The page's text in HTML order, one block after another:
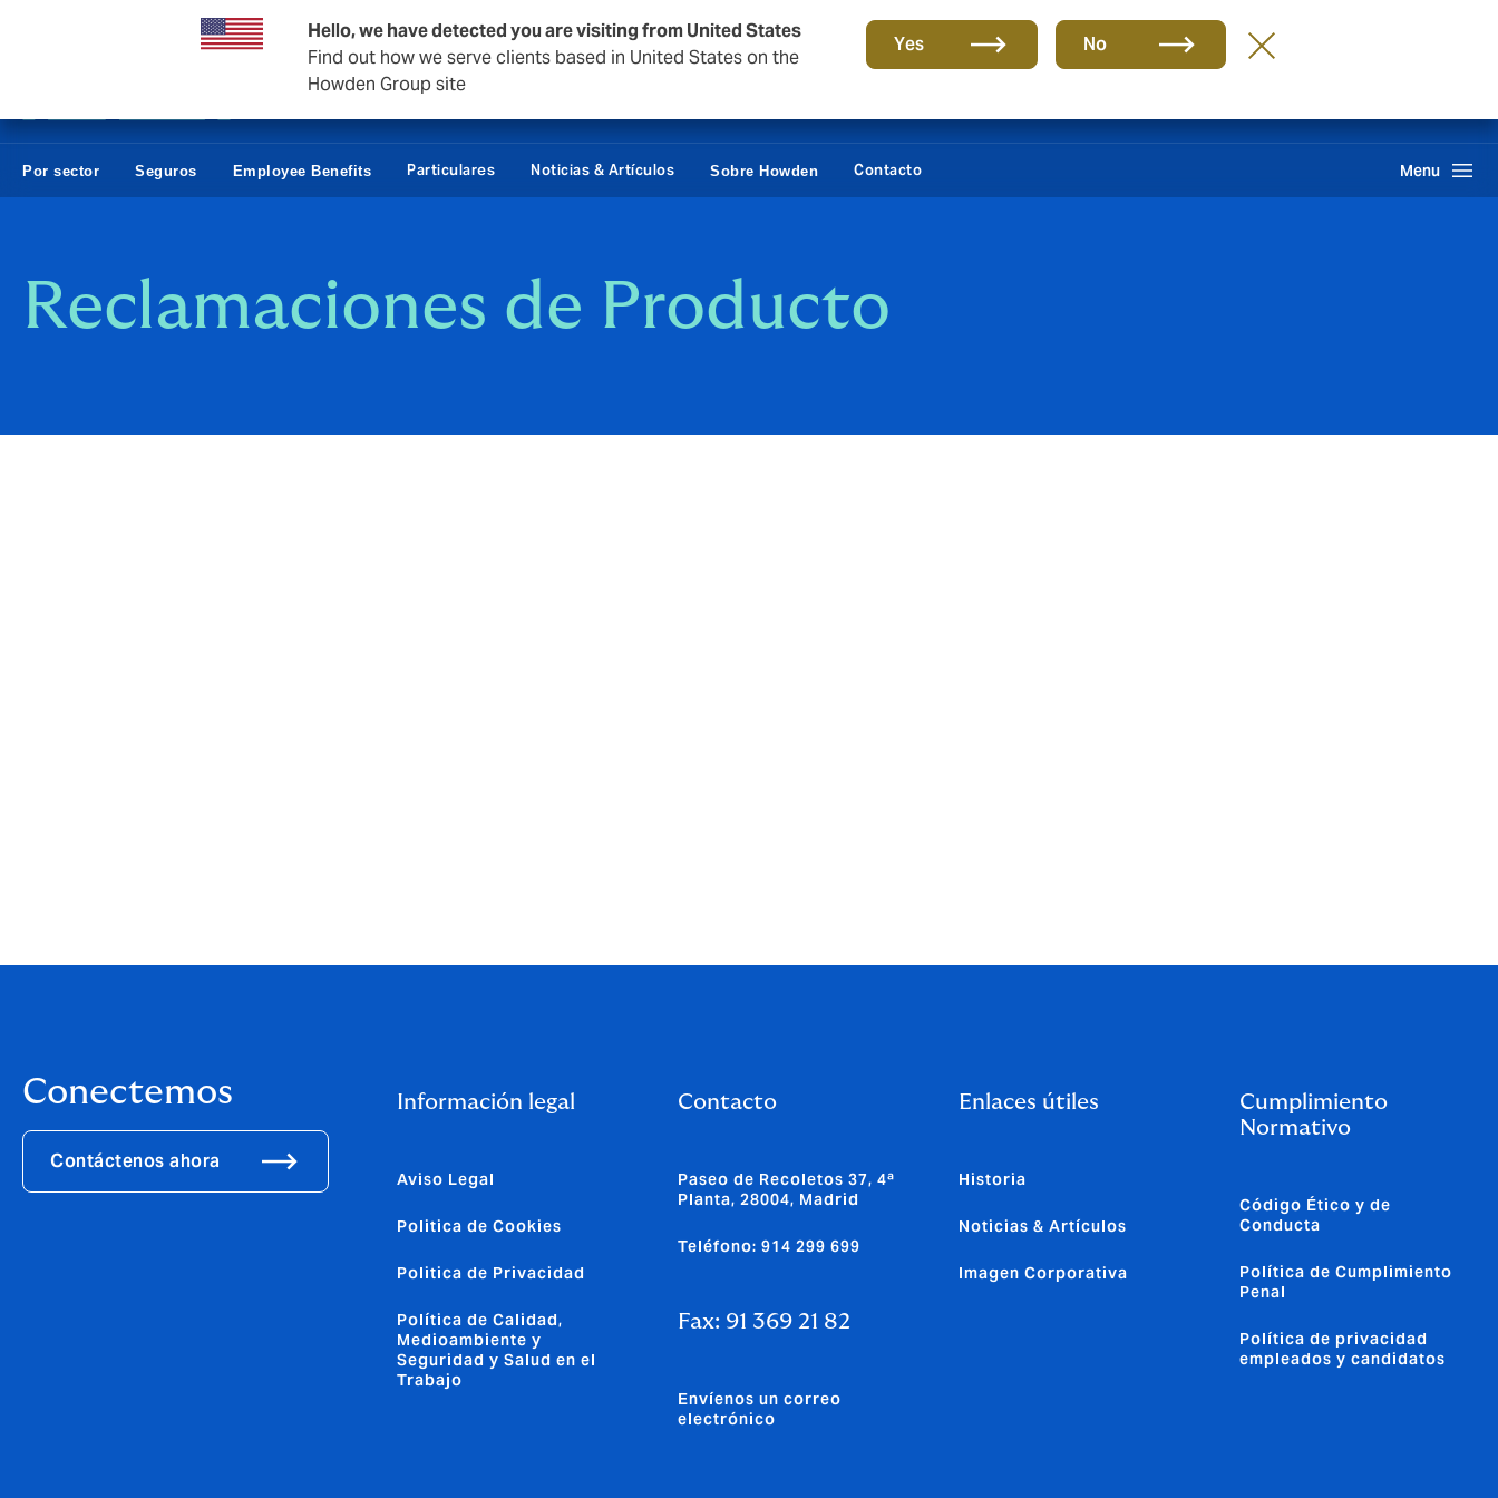
Hello, we have detected you are visiting from United States
Find out how we serve clients based in United States on the
Howden Group site
Yes No
Reaseguro
Por sector Seguros Employee Benefits Particulares Noticias & Artículos Sobre Howden Contacto Menu
Reclamaciones de Producto
Conectemos
Contáctenos ahora
Información legal
Aviso Legal
Politica de Cookies
Politica de Privacidad
Política de Calidad,
Medioambiente y
Seguridad y Salud en el
Trabajo
Contacto
Paseo de Recoletos 37, 4ª
Planta, 28004, Madrid
Teléfono: 914 299 699
Fax: 91 369 21 82
Envíenos un correo
electrónico
Enlaces útiles
Historia
Noticias & Artículos
Imagen Corporativa
Cumplimiento
Normativo
Código Ético y de
Conducta
Política de Cumplimiento
Penal
Política de privacidad
empleados y candidatos